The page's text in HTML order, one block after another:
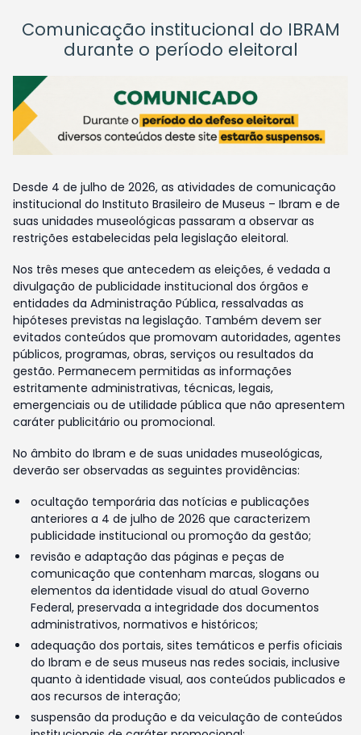
Comunicação institucional do IBRAM
durante o período eleitoral
Desde 4 de julho de 2026, as atividades de comunicação
institucional do Instituto Brasileiro de Museus – Ibram e de
suas unidades museológicas passaram a observar as
restrições estabelecidas pela legislação eleitoral.
Nos três meses que antecedem as eleições, é vedada a
divulgação de publicidade institucional dos órgãos e
entidades da Administração Pública, ressalvadas as
hipóteses previstas na legislação. Também devem ser
evitados conteúdos que promovam autoridades, agentes
públicos, programas, obras, serviços ou resultados da
gestão. Permanecem permitidas as informações
estritamente administrativas, técnicas, legais,
emergenciais ou de utilidade pública que não apresentem
caráter publicitário ou promocional.
No âmbito do Ibram e de suas unidades museológicas,
deverão ser observadas as seguintes providências:
ocultação temporária das notícias e publicações
anteriores a 4 de julho de 2026 que caracterizem
publicidade institucional ou promoção da gestão;
revisão e adaptação das páginas e peças de
comunicação que contenham marcas, slogans ou
elementos da identidade visual do atual Governo
Federal, preservada a integridade dos documentos
administrativos, normativos e históricos;
adequação dos portais, sites temáticos e perfis oficiais
do Ibram e de seus museus nas redes sociais, inclusive
quanto à identidade visual, aos conteúdos publicados e
aos recursos de interação;
suspensão da produção e da veiculação de conteúdos